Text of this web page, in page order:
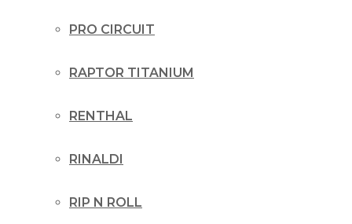
PRO CIRCUIT
RAPTOR TITANIUM
RENTHAL
RINALDI
RIP N ROLL